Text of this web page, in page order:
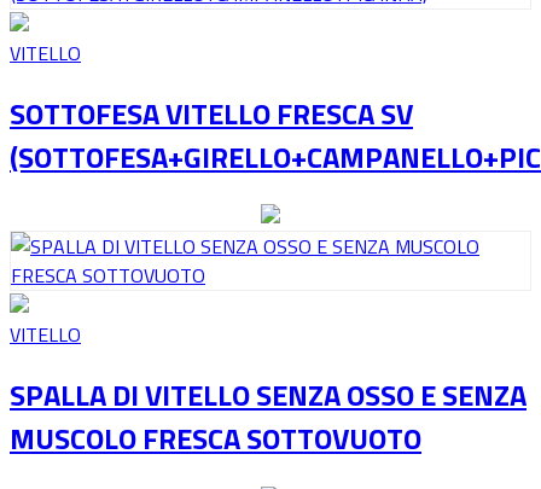
VITELLO
SOTTOFESA VITELLO FRESCA SV
VITELLO
SPALLA DI VITELLO SENZA OSSO E SENZA
MUSCOLO FRESCA SOTTOVUOTO